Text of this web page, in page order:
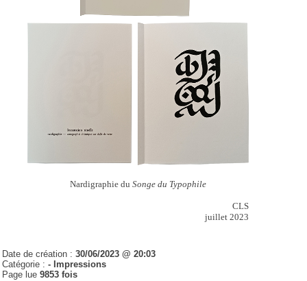
Nardigraphie duSonge du Typophile
CLS
juillet 2023
Date de création :30/06/2023 @ 20:03
Catégorie :- Impressions
Page lue9853 fois